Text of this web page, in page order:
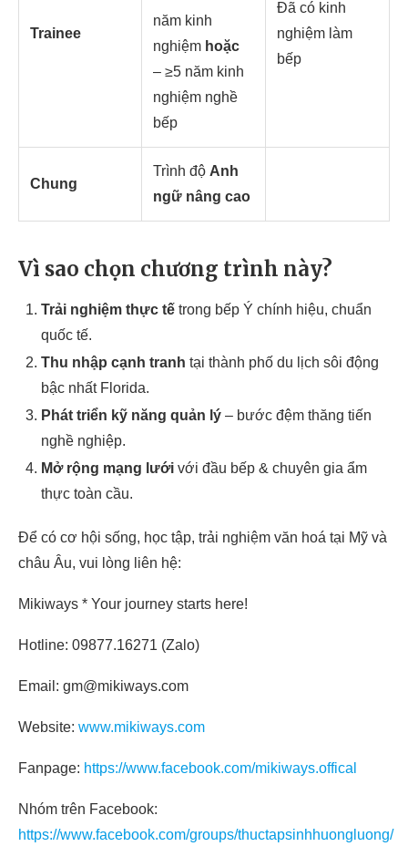
Trainee
năm kinh
nghiệm hoặc
– ≥5 năm kinh
nghiệm nghề
bếp
Đã có kinh
nghiệm làm
bếp
Chung
Trình độ Anh
ngữ nâng cao
Vì sao chọn chương trình này?
Trải nghiệm thực tế trong bếp Ý chính hiệu, chuẩn
quốc tế.
Thu nhập cạnh tranh tại thành phố du lịch sôi động
bậc nhất Florida.
Phát triển kỹ năng quản lý – bước đệm thăng tiến
nghề nghiệp.
Mở rộng mạng lưới với đầu bếp & chuyên gia ẩm
thực toàn cầu.
Để có cơ hội sống, học tập, trải nghiệm văn hoá tại Mỹ và
châu Âu, vui lòng liên hệ:
Mikiways * Your journey starts here!
Hotline: 09877.16271 (Zalo)
Email: gm@mikiways.com
Website: www.mikiways.com
Fanpage: https://www.facebook.com/mikiways.offical
Nhóm trên Facebook:
https://www.facebook.com/groups/thuctapsinhhuongluong/